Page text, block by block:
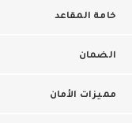
خامة المقاعد
الضمان
مميزات الأمان